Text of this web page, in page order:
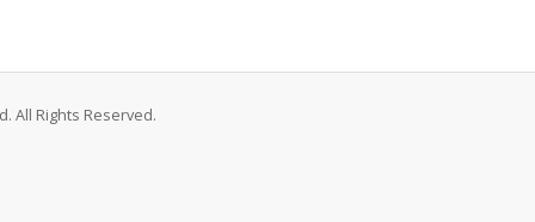
All Rights Reserved.